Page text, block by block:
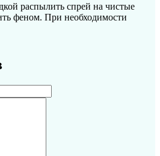
распылить спрей на чистые
феном. При необходимости